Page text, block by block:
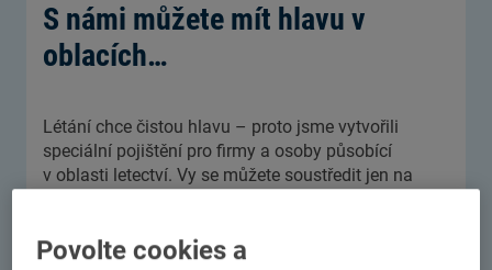
S námi můžete mít hlavu v
oblacích…
Létání chce čistou hlavu – proto jsme vytvořili
speciální pojištění pro firmy a osoby působící
v oblasti letectví. Vy se můžete soustředit jen na
Povolte cookies a